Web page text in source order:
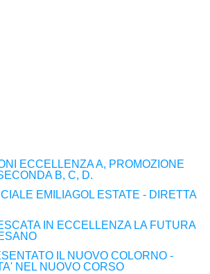
ECCELLENZA A, PROMOZIONE
B, C, D.
EMILIAGOL ESTATE - DIRETTA
IN ECCELLENZA LA FUTURA
IL NUOVO COLORNO -
NEL NUOVO CORSO